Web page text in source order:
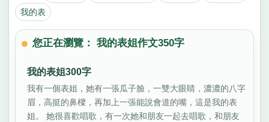
我的表
您正在瀏覽： 我的表姐作文350字
我的表姐300字
我有一個表姐，她有一張瓜子臉，一雙大眼睛，濃濃的八字
眉，高挺的鼻樑，再加上一張能說會道的嘴，這是我的表
姐。 她很喜歡唱歌，有一次她和朋友一起去唱歌，和朋友